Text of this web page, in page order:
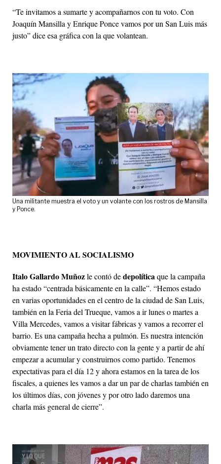
“Te invitamos a sumarte y acompañarnos con tu voto. Con
Joaquín Mansilla y Enrique Ponce vamos por un San Luis más
justo” dice esa gráfica con la que volantean.
Una militante muestra el voto y un volante con los rostros de Mansilla
y Ponce.
MOVIMIENTO AL SOCIALISMO
Italo Gallardo Muñozle contó dedepolíticaque la campaña
ha estado “centrada básicamente en la calle”. “Hemos estado
en varias oportunidades en el centro de la ciudad de San Luis,
también en la Feria del Trueque, vamos a ir lunes o martes a
Villa Mercedes, vamos a visitar fábricas y vamos a recorrer el
barrio. Es una campaña hecha a pulmón. Es nuestra intención
obviamente tener un trato directo con la gente y a partir de ahí
empezar a acumular y construirnos como partido. Tenemos
expectativas para el día 12 y ahora estamos en la tarea de los
fiscales, a quienes les vamos a dar un par de charlas también en
los últimos días, con jóvenes y por otro lado daremos una
charla más general de cierre”.